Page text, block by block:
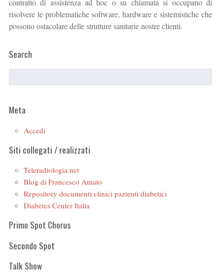
contratto di assistenza ad hoc o su chiamata si occupano di
risolvere le problematiche software, hardware e sistemistiche che
possono ostacolare delle strutture sanitarie nostre clienti.
Search
Meta
Accedi
Siti collegati / realizzati
Teleradiologia.net
Blog di Francesco Amato
Repository documenti clinici pazienti diabetici
Diabetes Center Italia
Primo Spot Chorus
Secondo Spot
Talk Show